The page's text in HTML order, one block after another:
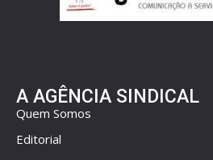
A AGÊNCIA SINDICAL
Quem Somos
Editorial